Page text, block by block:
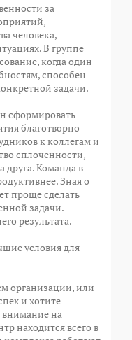
за
человека,
В группе
когда один
способен
задачи.
сформировать
благотворно
к коллегам и
сплоченности,
друга. Команда в
Зная о
проще сделать
задачи.
результата.
условия для
организации, или
и хотите
внимание на
находится всего в